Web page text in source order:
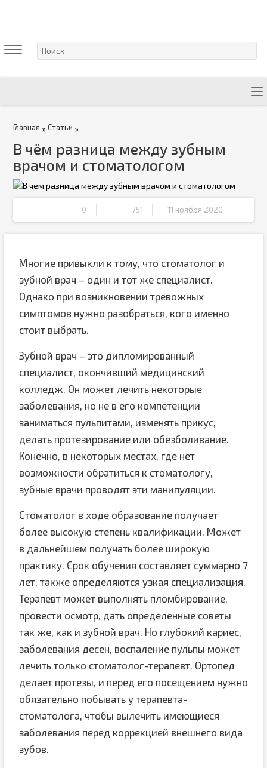
Главная »Статьи »
В чём разница между зубным
врачом и стоматологом
0 751 11 ноября 2020
Многие привыкли к тому, что стоматолог и
зубной врач – один и тот же специалист.
Однако при возникновении тревожных
симптомов нужно разобраться, кого именно
стоит выбрать.
Зубной врач – это дипломированный
специалист, окончивший медицинский
колледж. Он может лечить некоторые
заболевания, но не в его компетенции
заниматься пульпитами, изменять прикус,
делать протезирование или обезболивание.
Конечно, в некоторых местах, где нет
возможности обратиться к стоматологу,
зубные врачи проводят эти манипуляции.
Стоматолог в ходе образование получает
более высокую степень квалификации. Может
в дальнейшем получать более широкую
практику. Срок обучения составляет суммарно 7
лет, также определяются узкая специализация.
Терапевт может выполнять пломбирование,
провести осмотр, дать определенные советы
так же, как и зубной врач. Но глубокий кариес,
заболевания десен, воспаление пульпы может
лечить только стоматолог-терапевт. Ортопед
делает протезы, и перед его посещением нужно
обязательно побывать у терапевта-
стоматолога, чтобы вылечить имеющиеся
заболевания перед коррекцией внешнего вида
зубов.